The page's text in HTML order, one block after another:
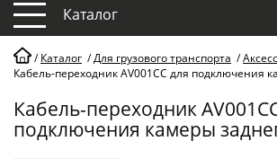
Каталог
/Каталог /Для грузового транспорта /
Кабель-переходник AV001CC для подключения
Кабель-переходник
подключения камеры